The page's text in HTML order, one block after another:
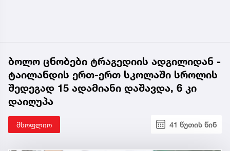
ბოლო ცნობები ტრაგედიის ადგილიდან -
ტაილანდის ერთ-ერთ სკოლაში სროლის
შედეგად 15 ადამიანი დაშავდა, 6 კი
დაიღუპა
მსოფლიო 41 წუთის წინ